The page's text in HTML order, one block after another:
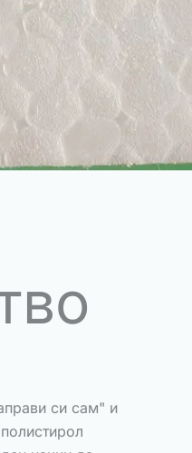
си сам" и